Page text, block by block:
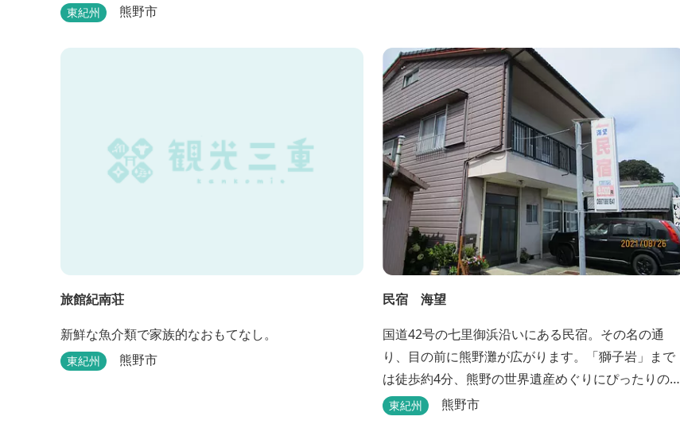
東紀州 熊野市
旅館紀南荘
新鮮な魚介類で家族的なおもてなし。
東紀州 熊野市
民宿 海望
国道42号の七里御浜沿いにある民宿。その名の通
り、目の前に熊野灘が広がります。「獅子岩」まで
は徒歩約4分、熊野の世界遺産めぐりにぴったりのロ
ケーションです。
東紀州 熊野市